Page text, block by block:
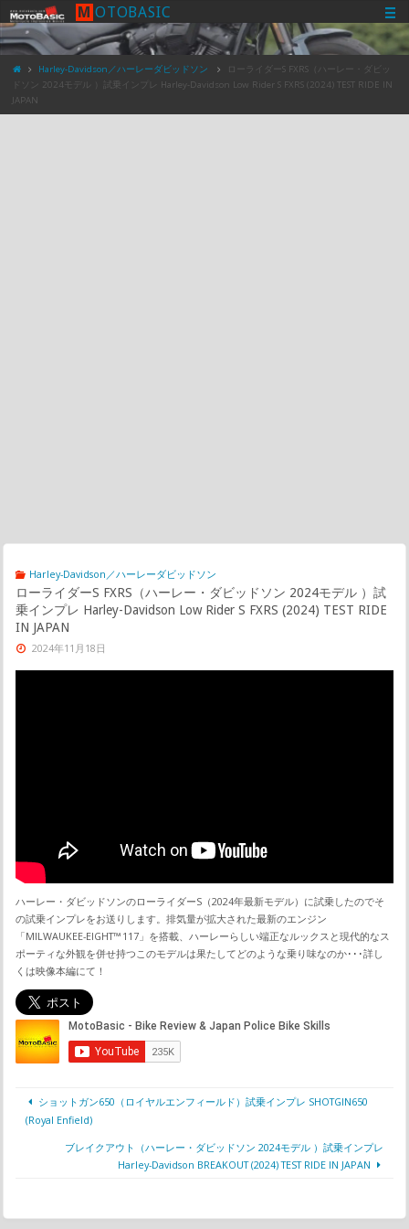
M OTOBASIC
Harley-Davidson／ハーレーダビッドソン
ローライダーS FXRS（ハーレー・ダビッ
ドソン 2024モデル ）試乗インプレ Harley-Davidson Low Rider S FXRS (2024) TEST RIDE IN
JAPAN
Harley-Davidson／ハーレーダビッドソン
ローライダーS FXRS（ハーレー・ダビッドソン 2024モデル ）試
乗インプレ Harley-Davidson Low Rider S FXRS (2024) TEST RIDE
IN JAPAN
2024年11月18日
ハーレー・ダビッドソンのローライダーS（2024年最新モデル）に試乗したのでそ
の試乗インプレをお送りします。排気量が拡大された最新のエンジン
「MILWAUKEE-EIGHT™ 117」を搭載、ハーレーらしい端正なルックスと現代的なス
ポーティな外観を併せ持つこのモデルは果たしてどのような乗り味なのか･･･詳し
くは映像本編にて！
ショットガン650（ロイヤルエンフィールド）試乗インプレ SHOTGIN650
(Royal Enfield)
ブレイクアウト（ハーレー・ダビッドソン 2024モデル ）試乗インプレ
Harley-Davidson BREAKOUT (2024) TEST RIDE IN JAPAN